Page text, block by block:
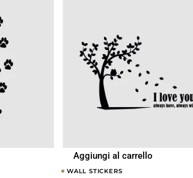
Aggiungi al carrello
WALL STICKERS